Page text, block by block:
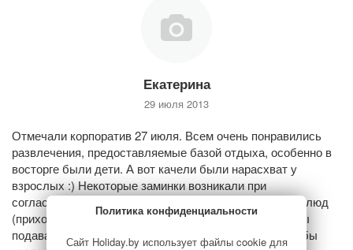
Екатерина
29 июля 2013
Отмечали корпоратив 27 июля. Всем очень понравились
развлечения, предоставляемые базой отдыха, особенно в
восторге были дети. А вот качели были нарасхват у
взрослых :) Некоторые заминки возникали при
согласовании меню и относительно времени подачи блюд
(приходилось каждый раз подходить и просить, чтобы
подавали), а так хозяева старались сделать всё, чтобы
Политика конфиденциальности
Сайт Holiday.by использует файлы cookie для